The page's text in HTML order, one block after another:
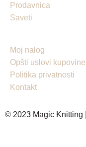
Prodavnica
Saveti
Moj nalog
Opšti uslovi kupovine
Politika privatnosti
Kontakt
© 2023 Magic Knitting